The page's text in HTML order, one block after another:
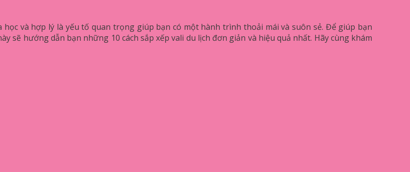
học và hợp lý là yếu tố quan trọng giúp bạn có một hành trình thoải mái và suôn sẻ. Để giúp bạn
sẽ hướng dẫn bạn những 10 cách sắp xếp vali du lịch đơn giản và hiệu quả nhất. Hãy cùng khám